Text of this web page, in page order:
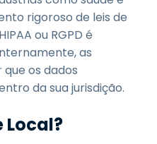
rigoroso de leis de
ou RGPD é
as
os dados
da sua jurisdição.
Local?